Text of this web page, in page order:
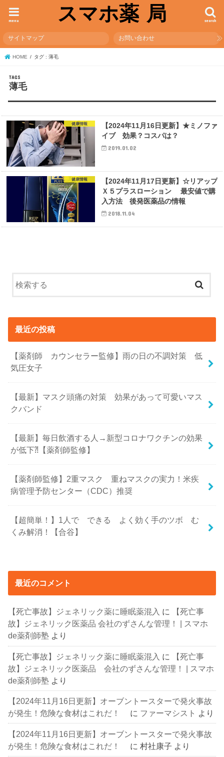
スマホ薬 局 search
menu
サイトマップ お問い合わせ
HOME タグ : 薄毛
薄毛
健康情報
【2024年11月16日更新】★ミノファ
イブ 効果？コスパは？
2019.01.02
健康情報
【2024年11月17日更新】☆リアップ
Ｘ５プラスローション 最安値で購
入方法 後発医薬品の情報
2018.11.04
最近の投稿
【薬剤師 カウンセラー監修】雨の日の不調対策 低
気圧女子
【最新】マスク頭痛の対策 効果があって可愛いマス
クバンド
【最新】毎日飲酒する人→新型コロナワクチンの効果
が低下⁈【薬剤師監修】
【薬剤師監修】2重マスク 重ねマスクの実力！米疾
病管理予防センター（CDC）推奨
【超簡単！】1人で できる よく効く手のツボ む
くみ解消！【合谷】
最近のコメント
【死亡事故】ジェネリック薬に睡眠薬混入 に
【死亡事
故】ジェネリック医薬品 会社のずさんな管理！ | スマホ
de薬剤師塾 より
【死亡事故】ジェネリック薬に睡眠薬混入 に
【死亡事
故】ジェネリック医薬品 会社のずさんな管理！ | スマホ
de薬剤師塾 より
【2024年11月16日更新】オーブントースターで発火事故
が発生！危険な食材はこれだ！
に ファーマシスト より
【2024年11月16日更新】オーブントースターで発火事故
が発生！危険な食材はこれだ！
に村社康子 より